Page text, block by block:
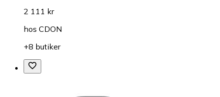
2 111 kr
hos CDON
+8 butiker